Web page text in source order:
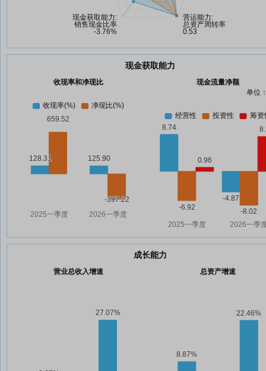
现金获取能力
收现率和净现比
现金流量净额
单位
成长能力
营业总收入增速 总资产增速